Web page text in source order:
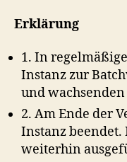
Erklärung
1. In
Instanz zur
und
2. Am Ende der
Instanz beendet.
weiterhin